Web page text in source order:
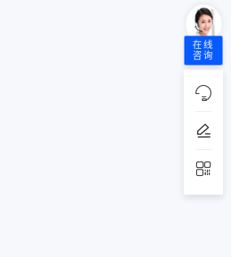
在线
咨询